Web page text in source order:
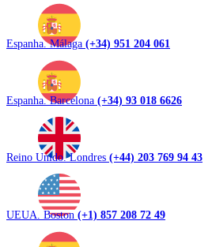
Espanha. Málaga (+34) 951 204 061
Espanha. Barcelona (+34) 93 018 6626
Reino Unido. Londres (+44) 203 769 94 43
UEUA. Boston (+1) 857 208 72 49